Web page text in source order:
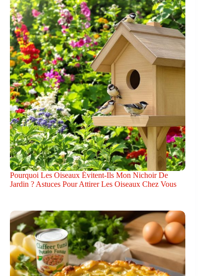
Pourquoi Les Oiseaux Évitent-Ils Mon Nichoir De
Jardin ? Astuces Pour Attirer Les Oiseaux Chez Vous